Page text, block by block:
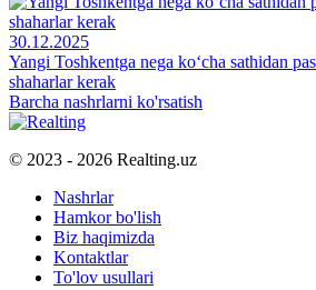
30.12.2025
Yangi Toshkentga nega ko‘cha sathidan
shaharlar kerak
Barcha nashrlarni ko'rsatish
© 2023 - 2026 Realting.uz
Nashrlar
Hamkor bo'lish
Biz haqimizda
Kontaktlar
To'lov usullari